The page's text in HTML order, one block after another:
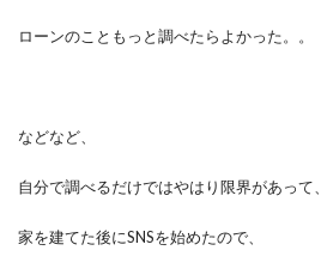
ローンのこともっと調べたらよかった。。
などなど、
自分で調べるだけではやはり限界があって、
家を建てた後にSNSを始めたので、